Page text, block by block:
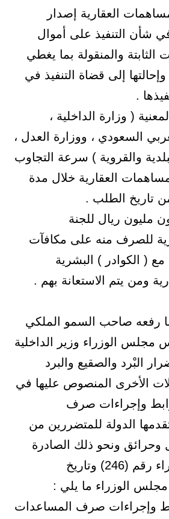
العقارية إصدار
في شأن التنفيذ على أموال
والمنقولة بما يغطي
إلى قضاة التنفيذ في
.
( وزارة الداخلية ،
السعودي ، ووزارة العدل ،
والقروية ) سرعة التجاوب
العقارية خلال مدة
تاريخ الطلب .
مليون ريال للجنة
للصرف منه على مكافآت
مع ( الكوادر ) البشرية
ومن يتم الاستعانة بهم .
رفعه صاحب السمو الملكي
مجلس الوزراء وزير الداخلية
البْرد والصقيع والبرد
الأخرى المنصوص عليها في
وإجراءات صرف
الدولة للمتضررين من
وحرائق ونحو ذلك الصادرة
بقرار مجلس الوزراء رقم (246) وتاريخ
وإجراءات صرف المساعدات